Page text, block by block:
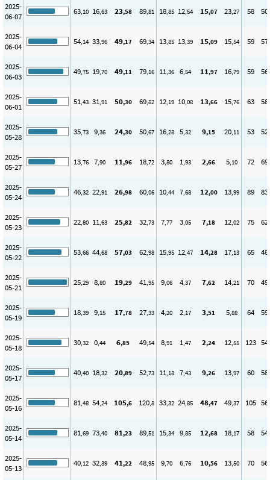
2025-
06-07
63,10 16,63 23,58 89,81 18,85 12,54 15,07 23,27 58 50
2025-
06-04
54,14 33,96 49,17 69,34 13,85 13,39 15,09 15,54 59 57
2025-
06-03
49,75 19,70 49,11 79,16 11,36 6,54 11,97 16,79 59 56
2025-
06-01
51,43 31,91 50,30 69,82 12,19 10,08 13,66 15,76 63 58
2025-
05-28
35,73 9,36 24,30 50,67 16,28 5,32 9,15 20,11 53 52
2025-
05-27
13,76 7,90 11,96 18,72 3,80 1,93 2,66 5,10 72 69
2025-
05-24
46,32 22,91 26,98 60,06 10,44 7,68 12,00 13,99 89 83
2025-
05-23
22,80 11,63 25,82 32,73 7,77 3,05 7,18 12,02 75 62
2025-
05-22
53,66 44,68 57,03 62,98 15,95 12,47 14,28 17,13 65 48
2025-
05-21
25,29 8,80 19,29 41,95 9,06 4,37 7,62 14,21 70 49
2025-
05-19
18,39 9,15 17,78 27,33 4,20 2,17 3,51 5,88 64 59
2025-
05-18
30,32 0,44 6,85 49,54 8,91 1,47 2,24 12,55 123 54
2025-
05-17
40,40 18,32 20,89 52,73 11,18 7,43 9,26 13,97 60 58
2025-
05-16
81,48 54,24 105,6 120,8 33,32 24,85 48,47 49,37 105 56
2025-
05-14
81,69 73,40 81,23 89,51 15,34 9,85 12,68 18,17 58 54
2025-
05-13
40,12 32,39 41,22 48,95 9,70 6,76 10,56 13,50 70 56